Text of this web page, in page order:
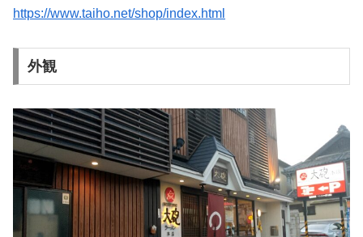
https://www.taiho.net/shop/index.html
外観